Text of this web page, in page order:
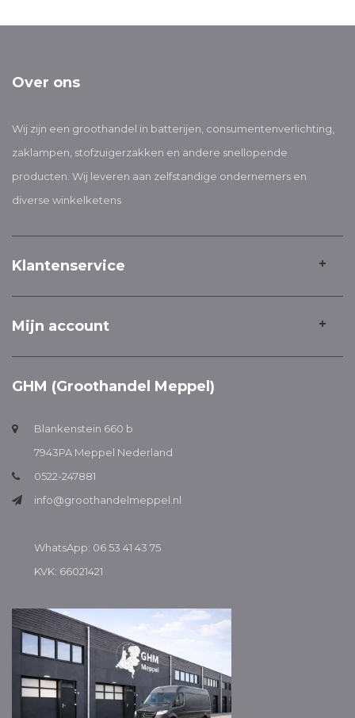
Over ons
Wij zijn een groothandel in batterijen, consumentenverlichting,
zaklampen, stofzuigerzakken en andere snellopende
producten. Wij leveren aan zelfstandige ondernemers en
diverse winkelketens
Klantenservice
Mijn account
GHM (Groothandel Meppel)
Blankenstein 660 b
7943PA Meppel Nederland
0522-247881
info@groothandelmeppel.nl
WhatsApp: 06 53 41 43 75
KVK: 66021421